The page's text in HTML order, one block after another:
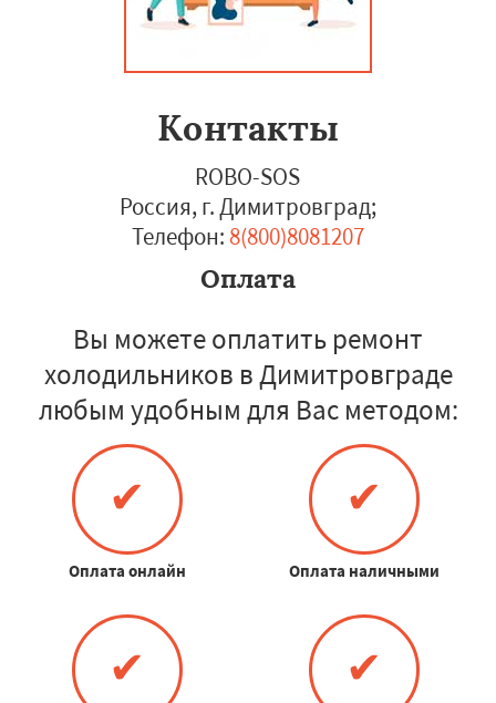
Контакты
ROBO-SOS
Россия, г. Димитровград;
Телефон: 8(800)8081207
Оплата
Вы можете оплатить ремонт
холодильников в Димитровграде
любым удобным для Вас методом:
✔
Оплата онлайн
✔
Оплата наличными
✔ ✔